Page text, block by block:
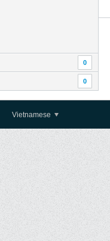
0
0
Vietnamese